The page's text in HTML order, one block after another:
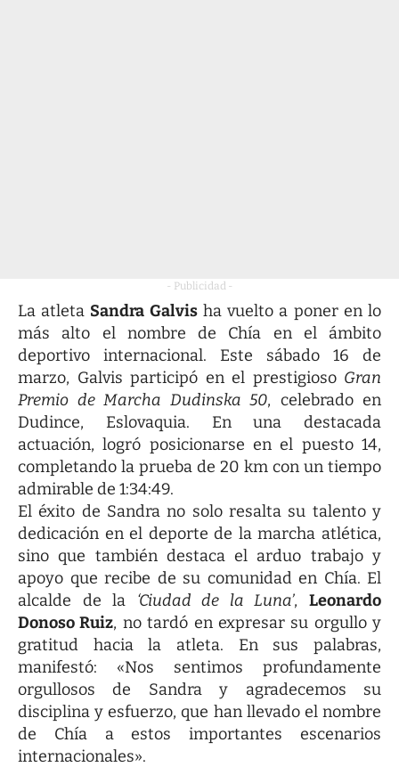
- Publicidad -
La atleta Sandra Galvisha vuelto a poner en lo
más alto el nombre de Chía en el ámbito
deportivo internacional. Este sábado 16 de
marzo, Galvis participó en el prestigioso Gran
Premio de Marcha Dudinska 50, celebrado en
Dudince, Eslovaquia. En una destacada
actuación, logró posicionarse en el puesto 14,
completando la prueba de 20 km con un tiempo
admirable de 1:34:49.
El éxito de Sandra no solo resalta su talento y
dedicación en el deporte de la marcha atlética,
sino que también destaca el arduo trabajo y
apoyo que recibe de su comunidad en Chía. El
alcalde de la ‘Ciudad de la Luna’,Leonardo
Donoso Ruiz, no tardó en expresar su orgullo y
gratitud hacia la atleta. En sus palabras,
manifestó: «Nos sentimos profundamente
orgullosos de Sandra y agradecemos su
disciplina y esfuerzo, que han llevado el nombre
de Chía a estos importantes escenarios
internacionales».